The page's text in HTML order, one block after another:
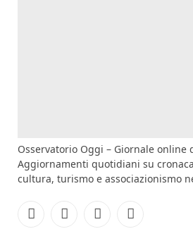
Osservatorio Oggi – Giornale online
Aggiornamenti quotidiani su
cultura, turismo e associazionismo
FacebookInstagramYouTubeRSS